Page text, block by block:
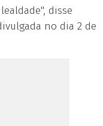
disse
no dia 2 de